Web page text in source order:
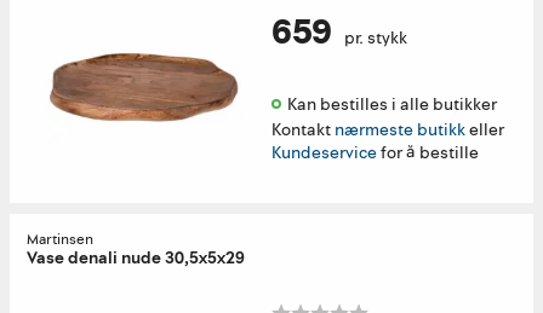
659 pr. stykk
Kan bestilles i alle butikker
Kontakt nærmeste butikkeller
Kundeservicefor å bestille
Martinsen
Vase denali nude 30,5x5x29